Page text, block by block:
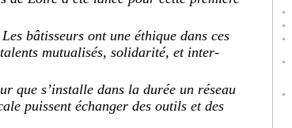
bâtisseurs ont une éthique dans ces
mutualisés, solidarité, et inter-
que s’installe dans la durée un réseau
puissent échanger des outils et des